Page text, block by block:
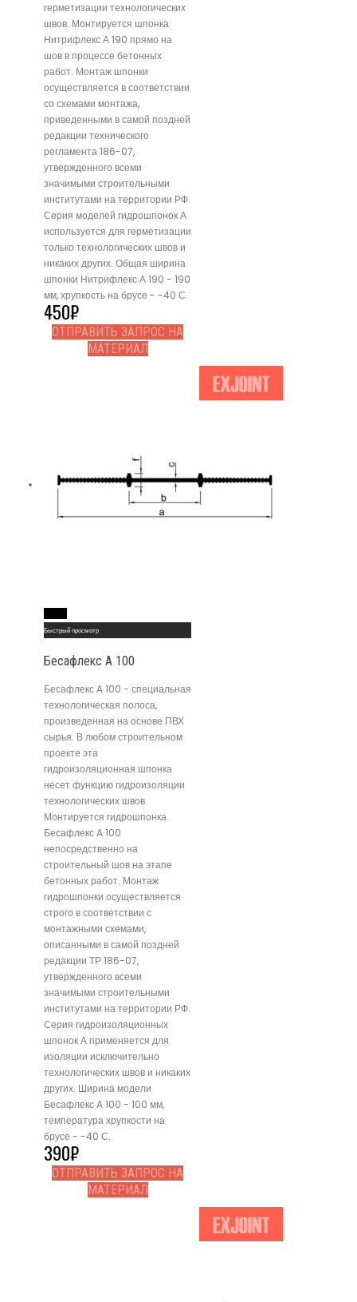
герметизации технологических
швов. Монтируется шпонка
Нитрифлекс А 190 прямо на
шов в процессе бетонных
работ. Монтаж шпонки
осуществляется в соответствии
со схемами монтажа,
приведенными в самой поздней
редакции технического
регламента 186-07,
утвержденного всеми
значимыми строительными
институтами на территории РФ.
Серия моделей гидрошпонок А
используется для герметизации
только технологических швов и
никаких других. Общая ширина
шпонки Нитрифлекс А 190 - 190
мм, хрупкость на брусе - -40 С.
450₽
ОТПРАВИТЬ ЗАПРОС НА
МАТЕРИАЛ
Быстрый просмотр
Бесафлекс A 100
Бесафлекс A 100 - специальная
технологическая полоса,
произведенная на основе ПВХ
сырья. В любом строительном
проекте эта
гидроизоляционная шпонка
несет функцию гидроизоляции
технологических швов.
Монтируется гидрошпонка
Бесафлекс A 100
непосредственно на
строительный шов на этапе
бетонных работ. Монтаж
гидрошпонки осуществляется
строго в соответствии с
монтажными схемами,
описанными в самой поздней
редакции ТР 186-07,
утвержденного всеми
значимыми строительными
институтами на территории РФ.
Серия гидроизоляционных
шпонок А применяется для
изоляции исключительно
технологических швов и никаких
других. Ширина модели
Бесафлекс A 100 - 100 мм,
температура хрупкости на
брусе - -40 С.
390₽
ОТПРАВИТЬ ЗАПРОС НА
МАТЕРИАЛ